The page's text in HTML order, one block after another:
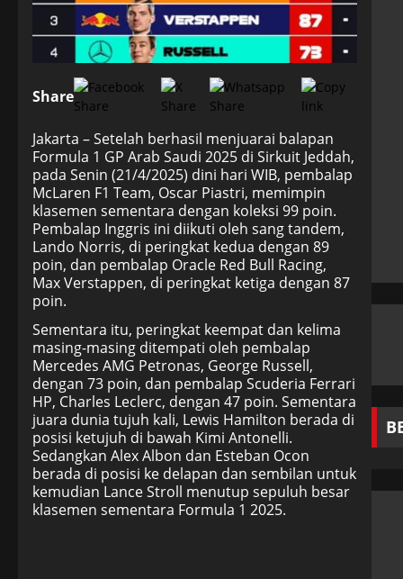
Share
Jakarta – Setelah berhasil menjuarai balapan
Formula 1 GP Arab Saudi 2025 di Sirkuit Jeddah,
pada Senin (21/4/2025) dini hari WIB, pembalap
McLaren F1 Team, Oscar Piastri, memimpin
klasemen sementara dengan koleksi 99 poin.
Pembalap Inggris ini diikuti oleh sang tandem,
Lando Norris, di peringkat kedua dengan 89
poin, dan pembalap Oracle Red Bull Racing,
Max Verstappen, di peringkat ketiga dengan 87
poin.
Sementara itu, peringkat keempat dan kelima
masing-masing ditempati oleh pembalap
Mercedes AMG Petronas, George Russell,
dengan 73 poin, dan pembalap Scuderia Ferrari
HP, Charles Leclerc, dengan 47 poin. Sementara
juara dunia tujuh kali, Lewis Hamilton berada di
posisi ketujuh di bawah Kimi Antonelli.
Sedangkan Alex Albon dan Esteban Ocon
berada di posisi ke delapan dan sembilan untuk
kemudian Lance Stroll menutup sepuluh besar
klasemen sementara Formula 1 2025.